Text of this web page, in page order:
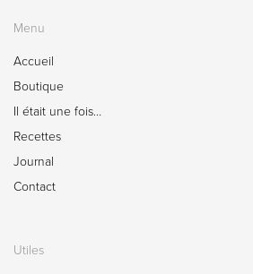
Menu
Accueil
Boutique
Il était une fois…
Recettes
Journal
Contact
Utiles